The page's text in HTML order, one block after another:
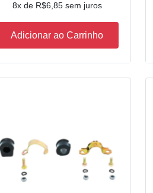
8x de R$6,85 sem juros
Adicionar ao Carrinho